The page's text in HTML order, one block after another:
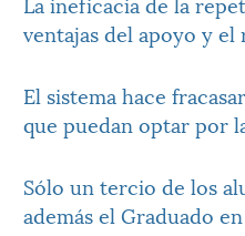
ventajas del apoyo y el
El sistema hace
que puedan optar por
Sólo un tercio de los
además el Graduado